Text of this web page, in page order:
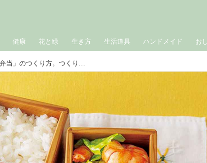
健康 花と緑 生き方 生活道具 ハンドメイド お
時間がたってもパリパリ「春巻き弁当」のつくり方。つくりおきをフル活用して“短時間”で驚く出来栄え／料理家・吉田愛さん